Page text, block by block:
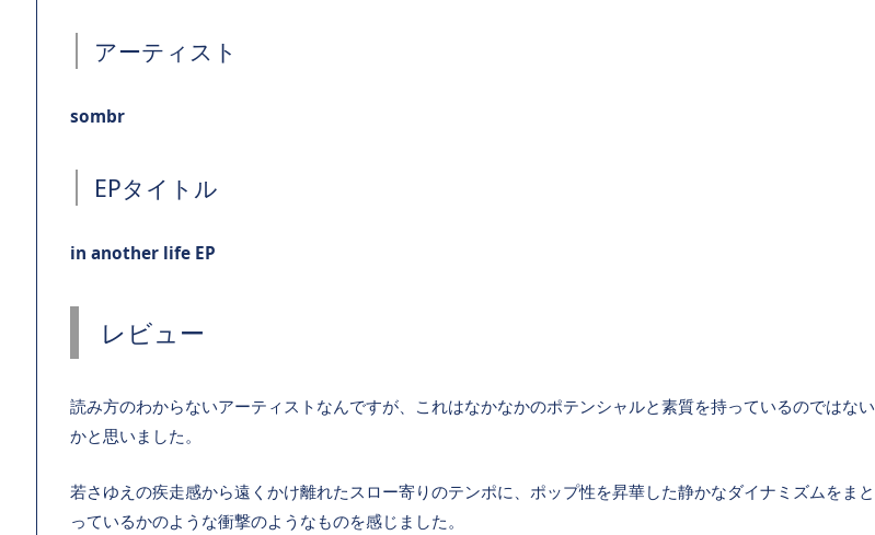
アーティスト
sombr
EPタイトル
in another life EP
レビュー
読み方のわからないアーティストなんですが、これはなかなかのポテンシャルと素質を持っているのではない
かと思いました。
若さゆえの疾走感から遠くかけ離れたスロー寄りのテンポに、ポップ性を昇華した静かなダイナミズムをまと
っているかのような衝撃のようなものを感じました。